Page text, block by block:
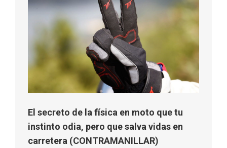
El secreto de la física en moto que tu
instinto odia, pero que salva vidas en
carretera (CONTRAMANILLAR)